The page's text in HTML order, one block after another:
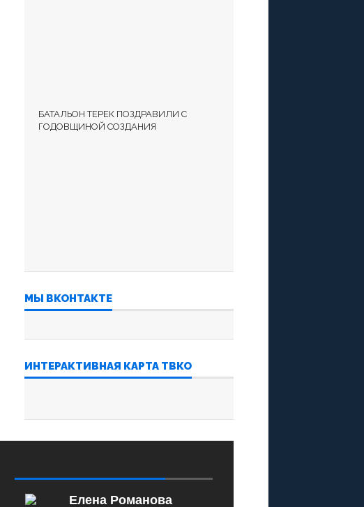
БАТАЛЬОН ТЕРЕК ПОЗДРАВИЛИ С
ГОДОВЩИНОЙ СОЗДАНИЯ
МЫ ВКОНТАКТЕ
ИНТЕРАКТИВНАЯ КАРТА ТВКО
Елена Романова